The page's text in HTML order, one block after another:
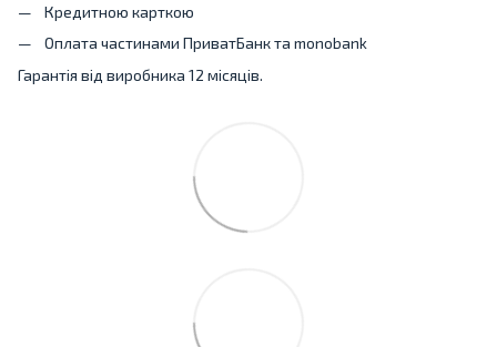
Кредитною карткою
Оплата частинами ПриватБанк та monobank
Гарантія від виробника 12 місяців.